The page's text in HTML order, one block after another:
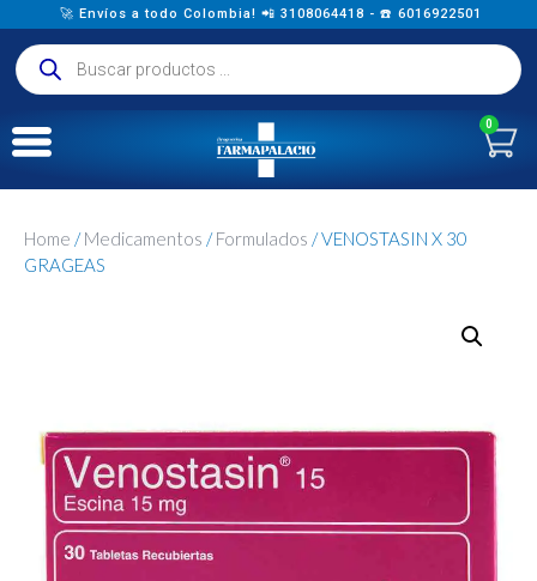
🚀 Envíos a todo Colombia! 📲 3108064418 - ☎️ 6016922501
0
Home /Medicamentos /Formulados / VENOSTASIN X 30
GRAGEAS